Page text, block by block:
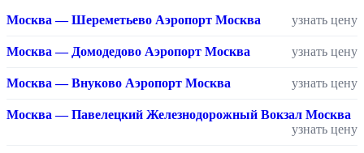
Москва — Шереметьево Аэропорт Москва узнать цену
Москва — Домодедово Аэропорт Москва узнать цену
Москва — Внуково Аэропорт Москва узнать цену
Москва — Павелецкий Железнодорожный Вокзал Москва
узнать цену